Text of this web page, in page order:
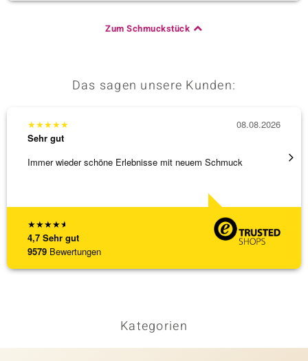
Zum Schmuckstück
Das sagen unsere Kunden:
★★★★★
4,7 Sehr gut
9579 Bewertungen
★★★★★
Sehr gut
Immer wieder schöne Erlebnisse mit neuem Schmuck
08.08.2026
Kategorien